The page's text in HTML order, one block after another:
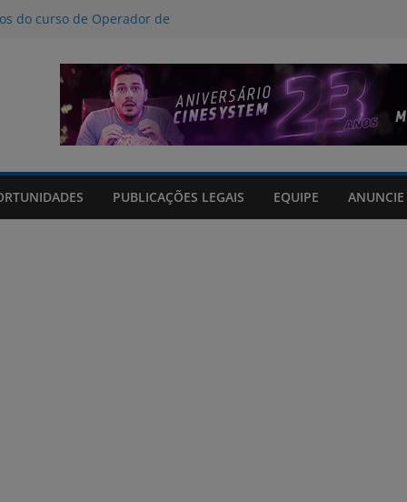
do curso de Operador de
poucas chances de cura para o
climático, portaria suspende
FURG até sexta (7) pela manhã
PUBLICAÇÕES LEGAIS EQUIPE ANUNCIE